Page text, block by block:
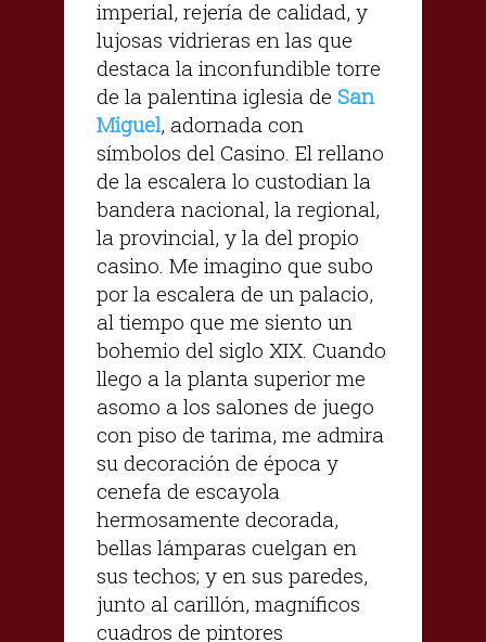
imperial, rejería de calidad, y
lujosas vidrieras en las que
destaca la inconfundible torre
de la palentina iglesia de San
Miguel, adornada con
símbolos del Casino. El rellano
de la escalera lo custodian la
bandera nacional, la regional,
la provincial, y la del propio
casino. Me imagino que subo
por la escalera de un palacio,
al tiempo que me siento un
bohemio del siglo XIX. Cuando
llego a la planta superior me
asomo a los salones de juego
con piso de tarima, me admira
su decoración de época y
cenefa de escayola
hermosamente decorada,
bellas lámparas cuelgan en
sus techos; y en sus paredes,
junto al carillón, magníficos
cuadros de pintores